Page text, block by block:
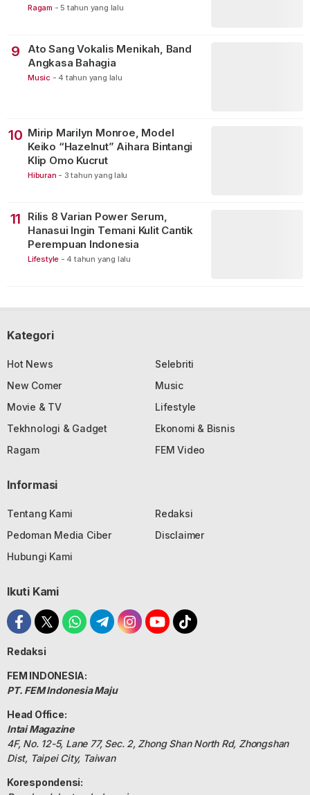
Ragam - 5 tahun yang lalu
9
Ato Sang Vokalis Menikah, Band
Angkasa Bahagia
Music - 4 tahun yang lalu
10 Mirip Marilyn Monroe, Model
Keiko “Hazelnut” Aihara Bintangi
Klip Omo Kucrut
Hiburan - 3 tahun yang lalu
11
Rilis 8 Varian Power Serum,
Hanasui Ingin Temani Kulit Cantik
Perempuan Indonesia
Lifestyle - 4 tahun yang lalu
Kategori
Hot News
Selebriti
New Comer
Music
Movie & TV
Lifestyle
Tekhnologi & Gadget
Ekonomi & Bisnis
Ragam
FEM Video
Informasi
Tentang Kami
Redaksi
Pedoman Media Ciber
Disclaimer
Hubungi Kami
Ikuti Kami
Redaksi
FEM INDONESIA:
PT. FEM Indonesia Maju
Head Office:
Intai Magazine
4F, No. 12-5, Lane 77, Sec. 2, Zhong Shan North Rd, Zhongshan
Dist, Taipei City, Taiwan
Korespondensi: